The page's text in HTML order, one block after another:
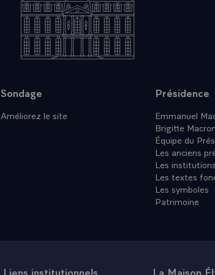
Sondage
Améliorez le site
Présidence
Emmanuel
Brigitte Macron
Équipe du
Les anciens
Les institutions
Les textes
Les symboles
Patrimoine
Liens institutionnels La Maison